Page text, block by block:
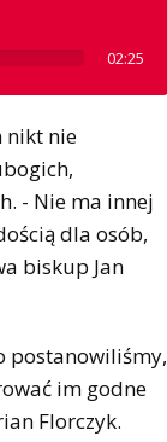
02:25
nikt nie
- Nie ma innej
dla osób,
biskup Jan
postanowiliśmy,
im godne
Florczyk.